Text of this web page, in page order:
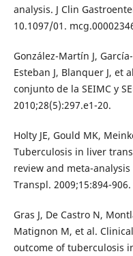
analysis. J Clin
10.1097/01.
González-Martín J,
Esteban J, Blanquer J, et
conjunto de la SEIMC y
2010;28(5):297.e1-20.
Holty JE, Gould MK,
Tuberculosis in liver
review and meta-
Transpl. 2009;15:894-906.
Gras J, De Castro N,
Matignon M, et al.
outcome of tuberculosis